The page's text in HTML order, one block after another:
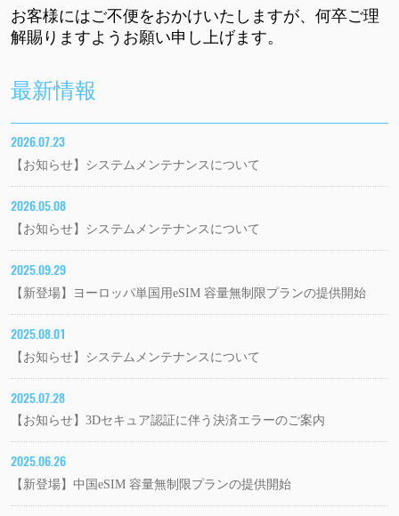
お客様にはご不便をおかけいたしますが、何卒ご理
解賜りますようお願い申し上げます。
最新情報
2026.07.23
【お知らせ】システムメンテナンスについて
2026.05.08
【お知らせ】システムメンテナンスについて
2025.09.29
【新登場】ヨーロッパ単国用eSIM 容量無制限プランの提供開始
2025.08.01
【お知らせ】システムメンテナンスについて
2025.07.28
【お知らせ】3Dセキュア認証に伴う決済エラーのご案内
2025.06.26
【新登場】中国eSIM 容量無制限プランの提供開始